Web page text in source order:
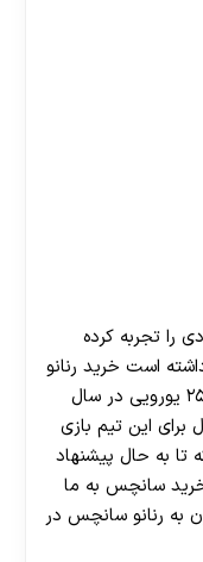
را تجربه کرده
است خرید رنانو
سانچس است. این بازیکن در قراردادی ۲۵ یورویی در سال
سال برای این تیم بازی
تا به حال پیشنهاد
سانچس به ما
به رنانو سانچس در